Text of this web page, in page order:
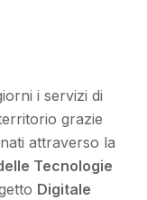
i servizi di
grazie
attraverso la
Tecnologie
Digitale